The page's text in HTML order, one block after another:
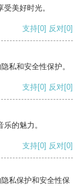
美好时光。
支持[0] 反对[0]
私和安全性保护。
支持[0] 反对[0]
的魅力。
支持[0] 反对[0]
私保护和安全性保